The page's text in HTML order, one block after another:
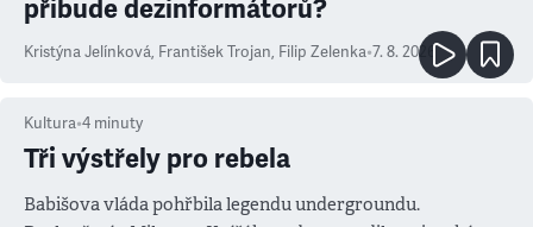
přibude dezinformátorů?
Kristýna Jelínková, František Trojan, Filip Zelenka•7. 8. 2026
Kultura•4 minuty
Tři výstřely pro rebela
Babišova vláda pohřbila legendu undergroundu.